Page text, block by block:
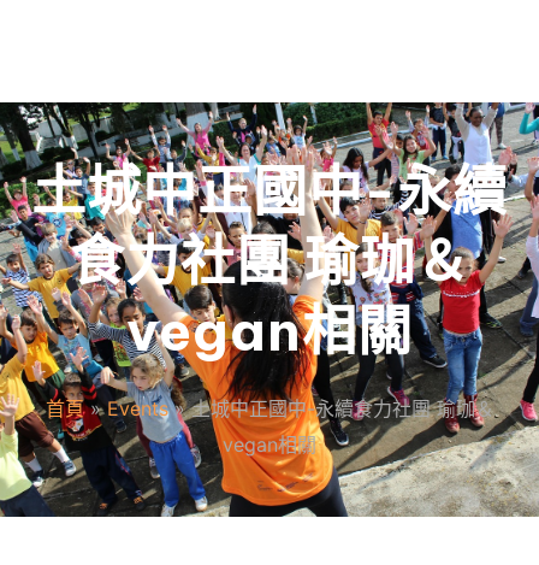
土城中正國中-永續
食力社團 瑜珈＆
vegan相關
首頁»Events»土城中正國中-永續食力社團 瑜珈＆
vegan相關